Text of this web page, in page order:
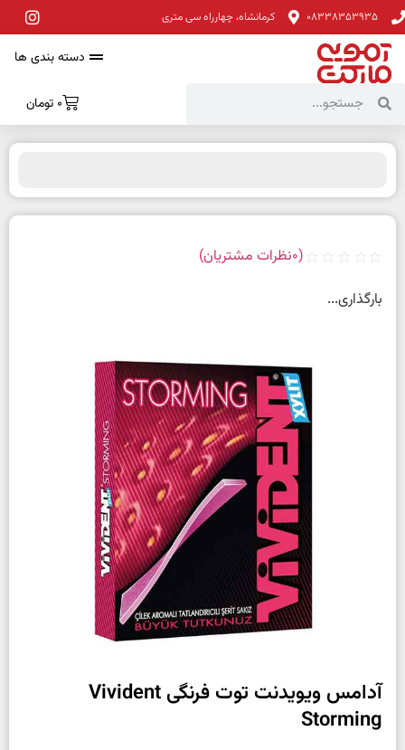
08338353935 کرمانشاه، چهارراه سی متری
دسته بندی ها
0 تومان
(
0نظرات مشتریان)
بارگذاری...
آدامس ویویدنت توت فرنگی Vivident
Storming